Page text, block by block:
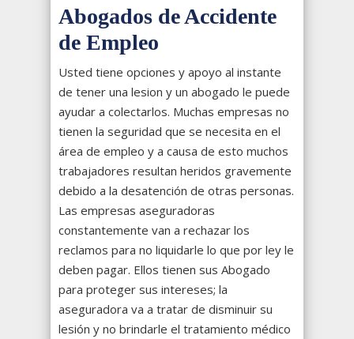
Abogados de Accidente
de Empleo
Usted tiene opciones y apoyo al instante
de tener una lesion y un abogado le puede
ayudar a colectarlos. Muchas empresas no
tienen la seguridad que se necesita en el
área de empleo y a causa de esto muchos
trabajadores resultan heridos gravemente
debido a la desatención de otras personas.
Las empresas aseguradoras
constantemente van a rechazar los
reclamos para no liquidarle lo que por ley le
deben pagar. Ellos tienen sus Abogado
para proteger sus intereses; la
aseguradora va a tratar de disminuir su
lesión y no brindarle el tratamiento médico